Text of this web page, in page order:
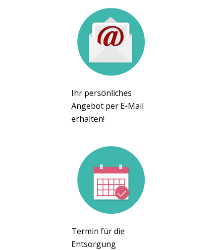
Ihr persönliches
Angebot per E-Mail
erhalten!
Termin für die
Entsorgung